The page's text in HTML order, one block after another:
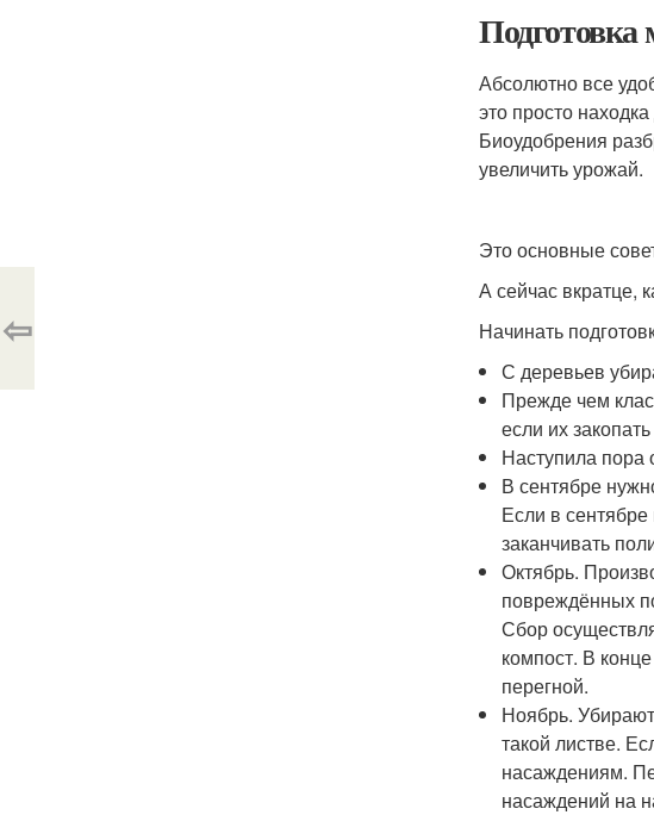
Подготовка
Абсолютно все
это просто
Биоудобрения
увеличить урожай.
Это основные
А сейчас вкратце,
Начинать
С деревьев
Прежде чем
если их
Наступила пора
В сентябре
Если в
заканчивать
Октябрь.
повреждённых
Сбор
компост. В
перегной.
Ноябрь.
такой листве.
насаждениям.
насаждений на
⇦